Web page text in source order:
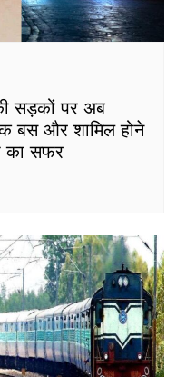
सड़कों पर अब
बस और शामिल होने
का सफर